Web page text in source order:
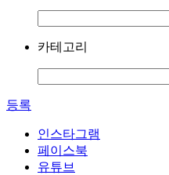
카테고리
등록
인스타그램
페이스북
유튜브